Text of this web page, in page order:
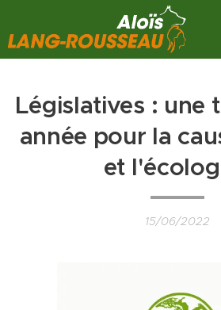
Législatives : une
année pour la
et
15/06/2022